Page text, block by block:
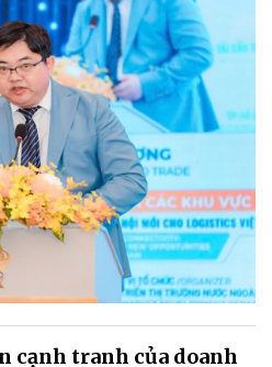
cạnh tranh của doanh